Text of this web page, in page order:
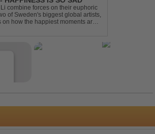
combine forces on their euphoric
of Sweden's biggest global artists,
how the happiest moments are